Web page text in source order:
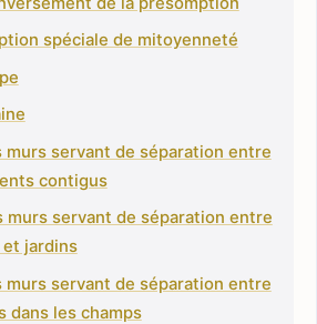
spéciale de mitoyenneté
murs servant de séparation entre
contigus
murs servant de séparation entre
jardins
murs servant de séparation entre
dans les champs